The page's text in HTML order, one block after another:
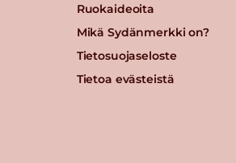
Ruokaideoita
Mikä Sydänmerkki on?
Tietosuojaseloste
Tietoa evästeistä